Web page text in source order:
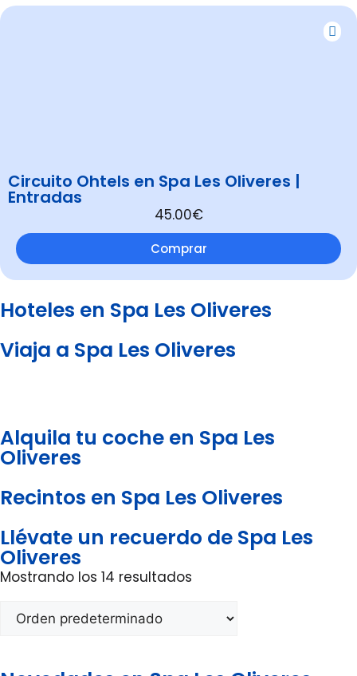
Circuito Ohtels en Spa Les Oliveres |
Entradas
45.00€
Comprar
Hoteles en Spa Les Oliveres
Viaja a Spa Les Oliveres
Alquila tu coche en Spa Les
Oliveres
Recintos en Spa Les Oliveres
Llévate un recuerdo de Spa Les
Oliveres
Mostrando los 14 resultados